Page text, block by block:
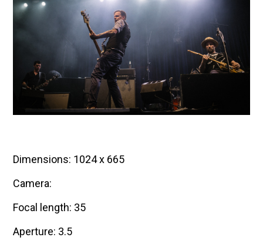
Dimensions: 1024 x 665
Camera:
Focal length: 35
Aperture: 3.5